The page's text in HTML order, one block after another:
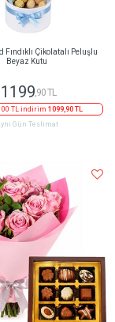
Fındıklı Çikolatalı Peluşlu
Beyaz Kutu
1199,90 TL
TL indirim 1099,90 TL
Gün Teslimat